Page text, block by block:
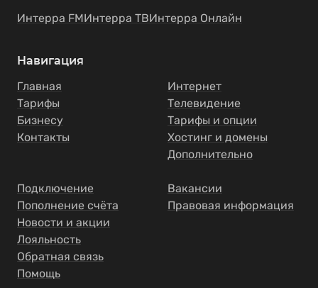
Интерра FMИнтерра ТВИнтерра Онлайн
Навигация
Главная
Тарифы
Бизнесу
Контакты
Интернет
Телевидение
Тарифы и опции
Хостинг и домены
Дополнительно
Подключение
Пополнение счёта
Новости и акции
Лояльность
Обратная связь
Помощь
Вакансии
Правовая информация